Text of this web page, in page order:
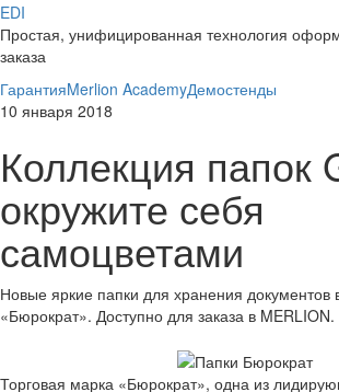
EDI
Простая, унифицированная технология
заказа
ГарантияMerlion AcademyДемостенды
10 января 2018
Коллекция папок
окружите себя
самоцветами
Новые яркие папки для хранения документов
«Бюрократ». Доступно для заказа в MERLION.
Торговая марка «Бюрократ», одна из